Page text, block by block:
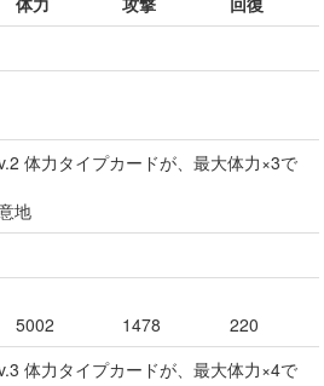
体力タイプカードが、最大体力×3で
地
5002 1478
220
体力タイプカードが、最大体力×4で